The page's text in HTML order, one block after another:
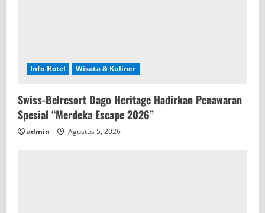
Info Hotel Wisata & Kuliner
Swiss-Belresort Dago Heritage Hadirkan Penawaran
Spesial “Merdeka Escape 2026”
admin Agustus 5, 2026